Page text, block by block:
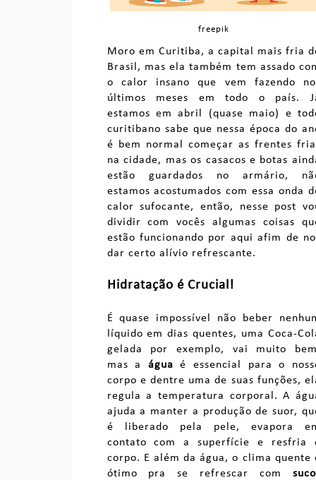
freepik
Moro em Curitiba, a capital mais fria
Brasil, mas ela também tem assado
o calor insano que vem fazendo
últimos meses em todo o país.
estamos em abril (quase maio) e
curitibano sabe que nessa época do
é bem normal começar as frentes
na cidade, mas os casacos e botas
estão guardados no armário,
estamos acostumados com essa onda
calor sufocante, então, nesse post
dividir com vocês algumas coisas
estão funcionando por aqui afim de
dar certo alívio refrescante.
Hidratação é Crucial!
É quase impossível não beber
líquido em dias quentes, uma Coca-
gelada por exemplo, vai muito
mas a água é essencial para o
corpo e dentre uma de suas funções,
regula a temperatura corporal. A
ajuda a manter a produção de suor,
é liberado pela pele, evapora
contato com a superfície e resfria
corpo. E além da água, o clima quente
ótimo pra se refrescar com